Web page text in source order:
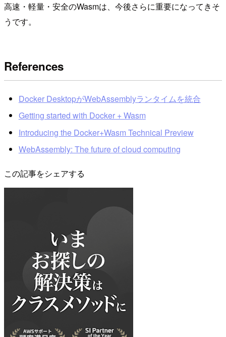
高速・軽量・安全のWasmは、今後さらに重要になってきそ
うです。
References
Docker DesktopがWebAssemblyランタイムを統合
Getting started with Docker + Wasm
Introducing the Docker+Wasm Technical Preview
WebAssembly: The future of cloud computing
この記事をシェアする